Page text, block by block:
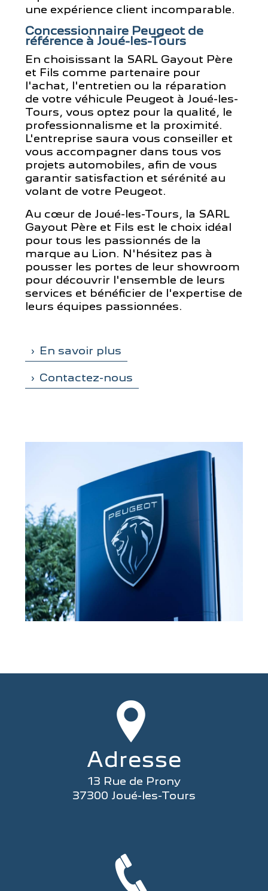
une expérience client incomparable.
Concessionnaire Peugeot de
référence à Joué-les-Tours
En choisissant la SARL Gayout Père
et Fils comme partenaire pour
l'achat, l'entretien ou la réparation
de votre véhicule Peugeot à Joué-les-
Tours, vous optez pour la qualité, le
professionnalisme et la proximité.
L'entreprise saura vous conseiller et
vous accompagner dans tous vos
projets automobiles, afin de vous
garantir satisfaction et sérénité au
volant de votre Peugeot.
Au cœur de Joué-les-Tours, la SARL
Gayout Père et Fils est le choix idéal
pour tous les passionnés de la
marque au Lion. N'hésitez pas à
pousser les portes de leur showroom
pour découvrir l'ensemble de leurs
services et bénéficier de l'expertise de
leurs équipes passionnées.
En savoir plus
Contactez-nous
Adresse
13 Rue de Prony
37300 Joué-les-Tours